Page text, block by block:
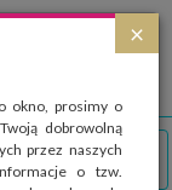
×
okno, prosimy o
dobrowolną
przez naszych
o tzw.
celów statystycznych.
ich w pamięci